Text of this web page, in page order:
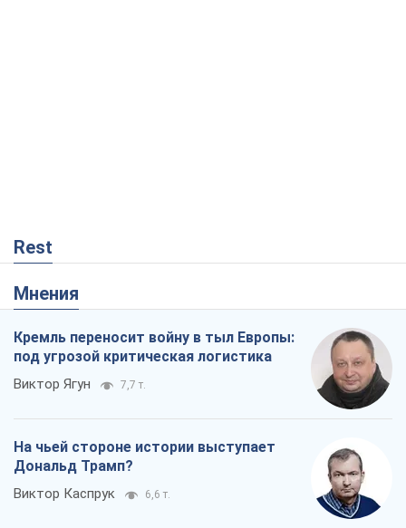
Rest
Мнения
Кремль переносит войну в тыл Европы:
под угрозой критическая логистика
Виктор Ягун 7,7 т.
На чьей стороне истории выступает
Дональд Трамп?
Виктор Каспрук 6,6 т.